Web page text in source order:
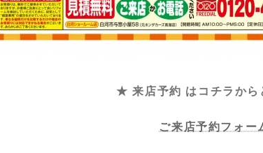
★ 来店予約 はコチラか
ご来店予約フォー